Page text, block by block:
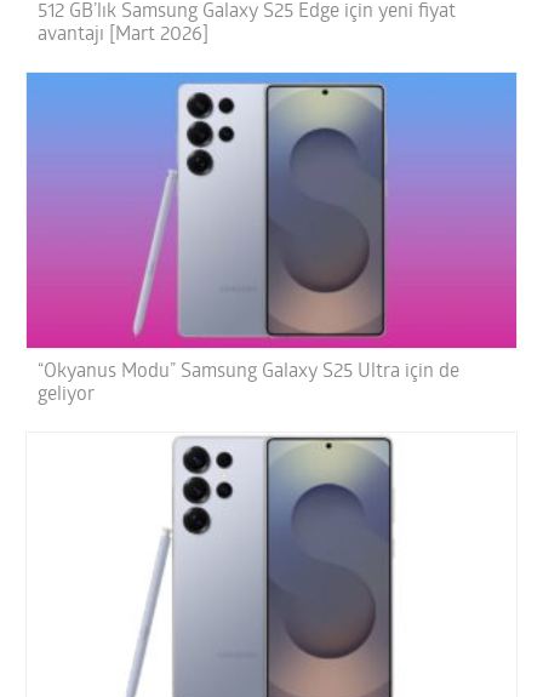
512 GB’lık Samsung Galaxy S25 Edge için yeni fiyat
avantajı [Mart 2026]
“Okyanus Modu” Samsung Galaxy S25 Ultra için de
geliyor